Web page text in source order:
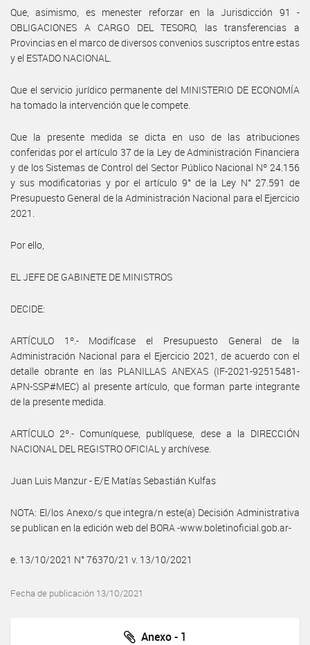
Que, asimismo, es menester reforzar en la Jurisdicción 91 -
OBLIGACIONES A CARGO DEL TESORO, las transferencias a
Provincias en el marco de diversos convenios suscriptos entre estas
y el ESTADO NACIONAL.
Que el servicio jurídico permanente del MINISTERIO DE ECONOMÍA
ha tomado la intervención que le compete.
Que la presente medida se dicta en uso de las atribuciones
conferidas por el artículo 37 de la Ley de Administración Financiera
y de los Sistemas de Control del Sector Público Nacional Nº 24.156
y sus modificatorias y por el artículo 9° de la Ley N° 27.591 de
Presupuesto General de la Administración Nacional para el Ejercicio
2021.
Por ello,
EL JEFE DE GABINETE DE MINISTROS
DECIDE:
ARTÍCULO 1º.- Modifícase el Presupuesto General de la
Administración Nacional para el Ejercicio 2021, de acuerdo con el
detalle obrante en las PLANILLAS ANEXAS (IF-2021-92515481-
APN-SSP#MEC) al presente artículo, que forman parte integrante
de la presente medida.
ARTÍCULO 2º.- Comuníquese, publíquese, dese a la DIRECCIÓN
NACIONAL DEL REGISTRO OFICIAL y archívese.
Juan Luis Manzur - E/E Matías Sebastián Kulfas
NOTA: El/los Anexo/s que integra/n este(a) Decisión Administrativa
se publican en la edición web del BORA -www.boletinoficial.gob.ar-
e. 13/10/2021 N° 76370/21 v. 13/10/2021
Fecha de publicación 13/10/2021
Anexo - 1